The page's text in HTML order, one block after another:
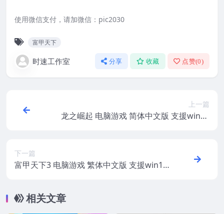
使用微信支付，请加微信：pic2030
富甲天下
时速工作室 分享 收藏 点赞(0)
上一篇
龙之崛起 电脑游戏 简体中文版 支援win11
下一篇
富甲天下3 电脑游戏 繁体中文版 支援win11
相关文章